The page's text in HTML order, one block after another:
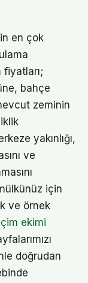
en çok
bahçe
zeminin
yakınlığı,
ve
için
ve örnek
çim ekimi
doğrudan